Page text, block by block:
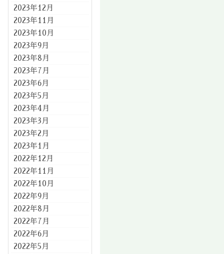
2023年12月
2023年11月
2023年10月
2023年9月
2023年8月
2023年7月
2023年6月
2023年5月
2023年4月
2023年3月
2023年2月
2023年1月
2022年12月
2022年11月
2022年10月
2022年9月
2022年8月
2022年7月
2022年6月
2022年5月